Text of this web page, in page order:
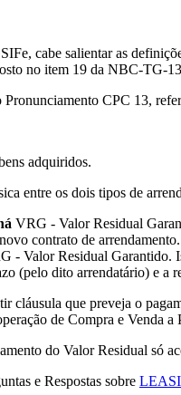
cabe salientar as
no item 19 da NBC-TG-
CPC 13,
adquiridos.
entre os dois tipos de
VRG - Valor Residual
contrato de arrendamento.
- Valor Residual Garantido.
(pelo dito arrendatário) e a
cláusula que preveja o
de Compra e Venda a
do Valor Residual só
e Respostas sobre